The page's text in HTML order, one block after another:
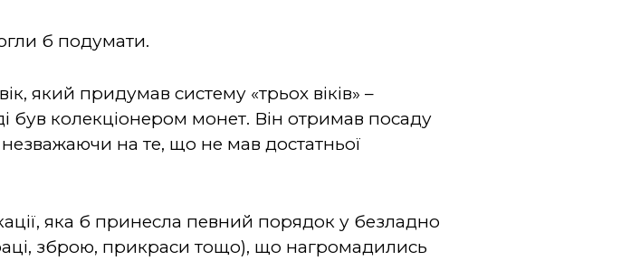
б подумати.
який придумав систему «трьох віків» –
був колекціонером монет. Він отримав посаду
на те, що не мав достатньої
яка б принесла певний порядок у безладно
зброю, прикраси тощо), що нагромадились